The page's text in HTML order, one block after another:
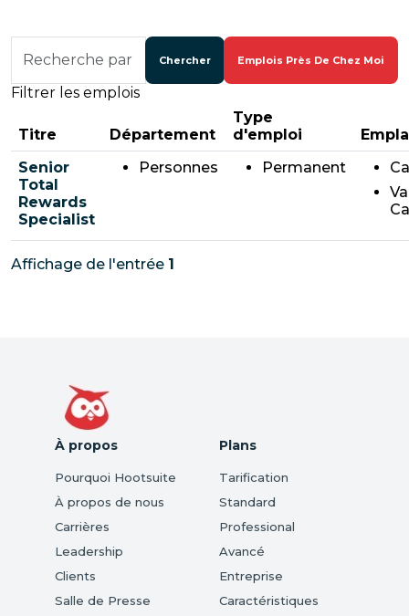
Accéder aux résultats de recherche d'emploi
par
de
lieu,
service,
catégorie,
etc.
Chercher Emplois Près De Chez Moi
Filtrer les emplois
Titre Département
Type
d'emploi
Senior
Total
Rewards
Specialist
Personnes Permanent
Affichage de l'entrée 1
À propos
Pourquoi Hootsuite
À propos de nous
Carrières
Leadership
Clients
Salle de Presse
Plans
Tarification
Standard
Professional
Avancé
Entreprise
Caractéristiques